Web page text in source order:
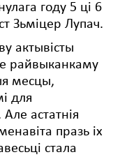
году 5 ці 6
Зьміцер Лупач.
актывісты
райвыканкаму
месцы,
для
астатнія
празь іх
стала